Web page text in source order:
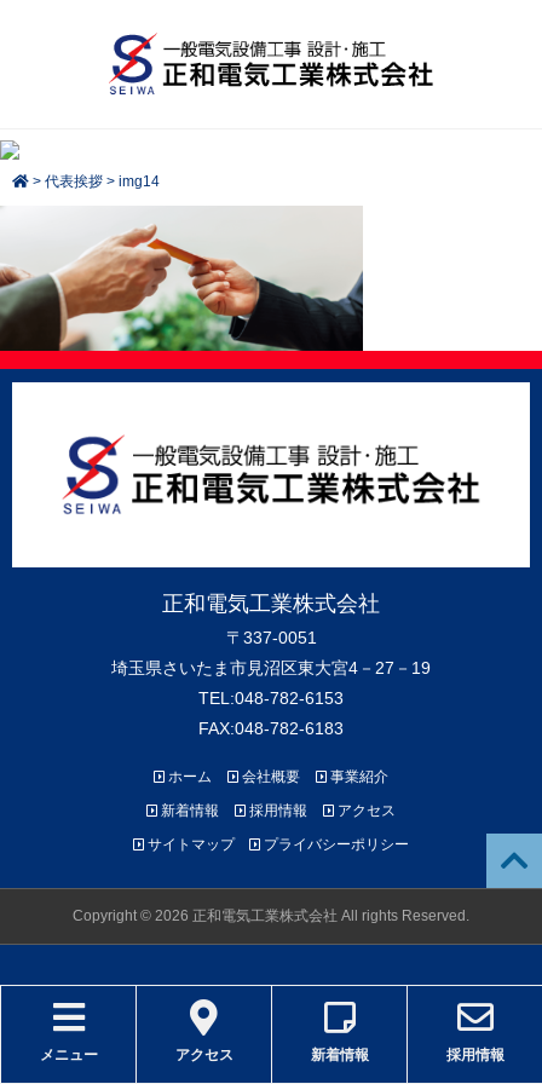
> 代表挨拶 > img14
正和電気工業株式会社
〒337-0051
埼玉県さいたま市見沼区東大宮4－27－19
TEL:048-782-6153
FAX:048-782-6183
ホーム 会社概要 事業紹介
新着情報 採用情報 アクセス
サイトマップ プライバシーポリシー
Copyright © 2026 正和電気工業株式会社 All rights Reserved.
メニュー アクセス 新着情報 採用情報